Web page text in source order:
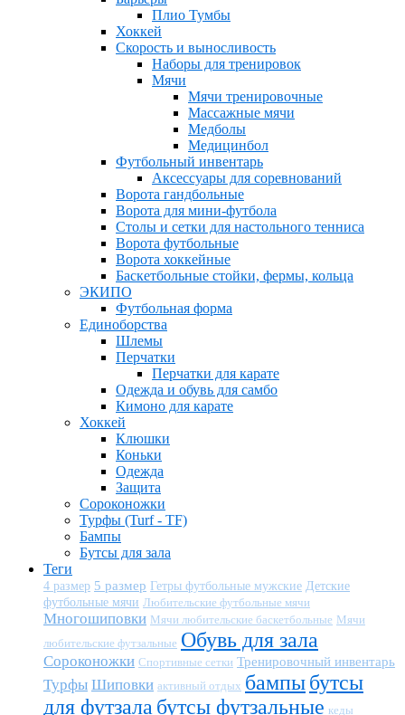
Плио Тумбы
Хоккей
Скорость и выносливость
Наборы для тренировок
Мячи
Мячи тренировочные
Массажные мячи
Медболы
Медицинбол
Футбольный инвентарь
Аксессуары для соревнований
Ворота гандбольные
Ворота для мини-футбола
Столы и сетки для настольного тенниса
Ворота футбольные
Ворота хоккейные
Баскетбольные стойки, фермы, кольца
ЭКИПО
Футбольная форма
Единоборства
Шлемы
Перчатки
Перчатки для карате
Одежда и обувь для самбо
Кимоно для карате
Хоккей
Клюшки
Коньки
Одежда
Защита
Сороконожки
Турфы (Turf - TF)
Бампы
Бутсы для зала
Теги
4 размер 5 размер Гетры футбольные мужские Детские
футбольные мячи Любительские футбольные мячи
Многошиповки Мячи любительские баскетбольные Мячи
любительские футзальные Обувь для зала
Сороконожки Спортивные сетки Тренировочный инвентарь
Турфы Шиповки активный отдых бампыбутсы
для футзала бутсы футзальные кеды